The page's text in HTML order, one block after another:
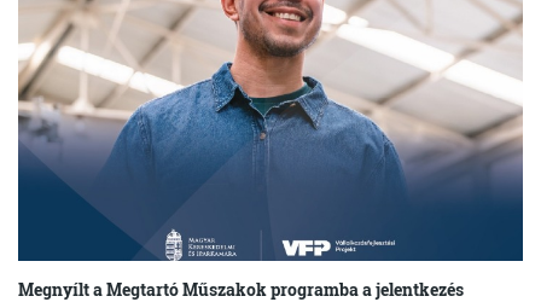
Megnyílt a Megtartó Műszakok programba a jelentkezés